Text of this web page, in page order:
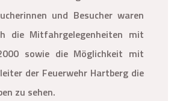
und Besucher waren
die Mitfahrgelegenheiten mit
sowie die Möglichkeit mit
der Feuerwehr Hartberg die
zu sehen.